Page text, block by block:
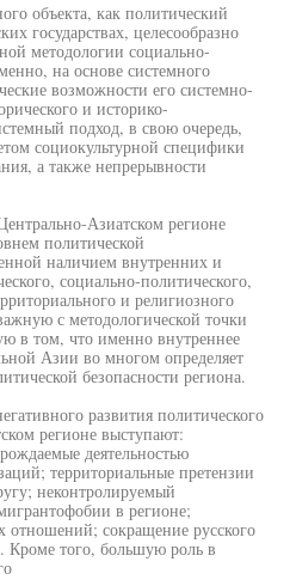
объекта, как политический
государствах, целесообразно
методологии социально-
на основе системного
возможности его системно-
и историко-
подход, в свою очередь,
социокультурной специфики
а также непрерывности
Азиатском регионе
политической
наличием внутренних и
социально-политического,
и религиозного
с методологической точки
в том, что именно внутреннее
Азии во многом определяет
безопасности региона.
развития политического
регионе выступают:
деятельностью
территориальные претензии
неконтролируемый
в регионе;
отношений; сокращение русского
Кроме того, большую роль в